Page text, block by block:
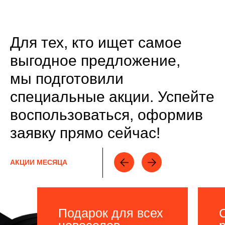
Для тех, кто ищет самое
выгодное предложение,
мы подготовили
специальные акции. Успейте
воспользоваться, оформив
заявку прямо сейчас!
АКЦИИ МЕСЯЦА
Подарок для всех